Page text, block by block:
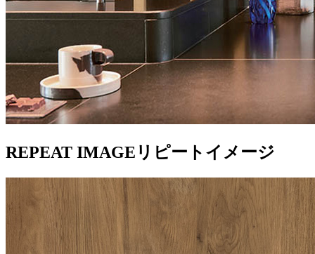
REPEAT IMAGE リピートイメージ